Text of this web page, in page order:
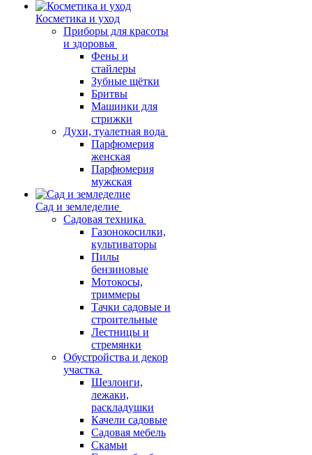
Косметика и уход
Приборы для красоты
и здоровья
Фены и
стайлеры
Зубные щётки
Бритвы
Машинки для
стрижки
Духи, туалетная вода
Парфюмерия
женская
Парфюмерия
мужская
Сад и земледелие
Садовая техника
Газонокосилки,
культиваторы
Пилы
бензиновые
Мотокосы,
триммеры
Тачки садовые и
строительные
Лестницы и
стремянки
Обустройства и декор
участка
Шезлонги,
лежаки,
раскладушки
Качели садовые
Садовая мебель
Скамьи